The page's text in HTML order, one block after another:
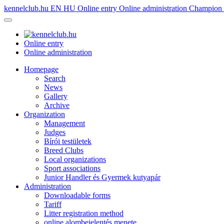
kennelclub.hu EN HU Online entry Online administration Champion
Online entry
Online administration
Homepage
Search
News
Gallery
Archive
Organization
Management
Judges
Bírói testületek
Breed Clubs
Local organizations
Sport associations
Junior Handler és Gyermek kutyapár
Administration
Downloadable forms
Tariff
Litter registration method
online alombejelentés menete